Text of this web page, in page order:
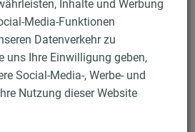
Inhalte und Werbung
Media-Funktionen
Datenverkehr zu
uns Ihre Einwilligung geben,
Social-Media-, Werbe- und
Nutzung dieser Website
Installationsschienen